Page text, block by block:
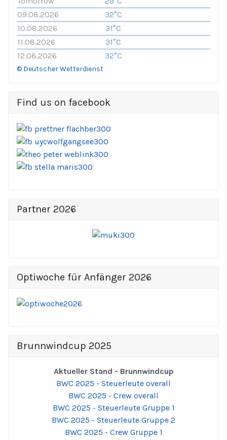
09.08.2026
32°C
10.08.2026
31°C
11.08.2026
31°C
12.08.2026
32°C
© Deutscher Wetterdienst
Find us on facebook
Partner 2026
Optiwoche für Anfänger 2026
Brunnwindcup 2025
Aktueller Stand - Brunnwindcup
BWC 2025 - Steuerleute overall
BWC 2025 - Crew overall
BWC 2025 - Steuerleute Gruppe 1
BWC 2025 - Steuerleute Gruppe 2
BWC 2025 - Crew Gruppe 1